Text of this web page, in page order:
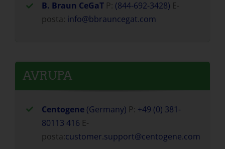
B. Braun CeGaT P: (844-692-3428) E-
posta: info@bbrauncegat.com
AVRUPA
Centogene (Germany) P: +49 (0) 381-
80113 416 E-
posta:customer.support@centogene.com